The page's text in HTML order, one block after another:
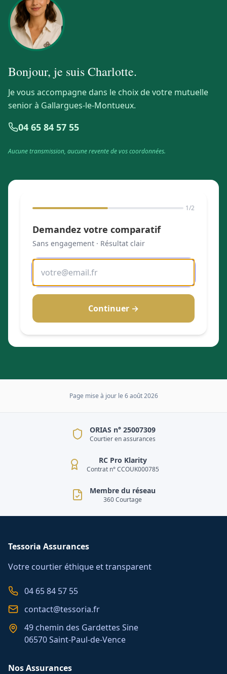
Bonjour, je suisCharlotte.
Je vous accompagne dans le choix de votre mutuelle
senior à Gallargues-le-Montueux.
04 65 84 57 55
Aucune transmission, aucune revente de vos coordonnées.
1/2
Demandez votre comparatif
Sans engagement · Résultat clair
Continuer →
Page mise à jour le 6 août 2026
ORIAS n° 25007309
Courtier en assurances
RC Pro Klarity
Contrat n° CCOUK000785
Membre du réseau
360 Courtage
Tessoria Assurances
Votre courtier éthique et transparent
04 65 84 57 55
contact@tessoria.fr
49 chemin des Gardettes Sine
06570 Saint-Paul-de-Vence
Nos Assurances